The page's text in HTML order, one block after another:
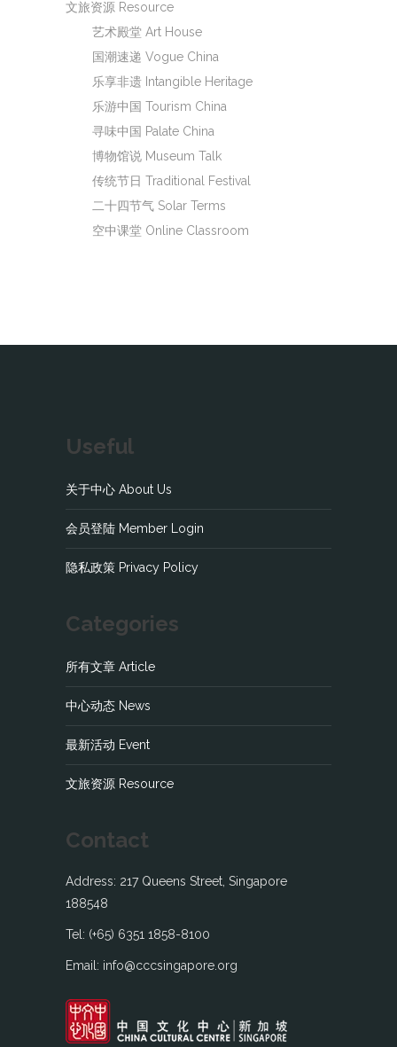
文旅资源 Resource
艺术殿堂 Art House
国潮速递 Vogue China
乐享非遗 Intangible Heritage
乐游中国 Tourism China
寻味中国 Palate China
博物馆说 Museum Talk
传统节日 Traditional Festival
二十四节气 Solar Terms
空中课堂 Online Classroom
Useful
关于中心 About Us
会员登陆 Member Login
隐私政策 Privacy Policy
Categories
所有文章 Article
中心动态 News
最新活动 Event
文旅资源 Resource
Contact
Address: 217 Queens Street, Singapore
188548
Tel: (+65) 6351 1858-8100
Email: info@cccsingapore.org